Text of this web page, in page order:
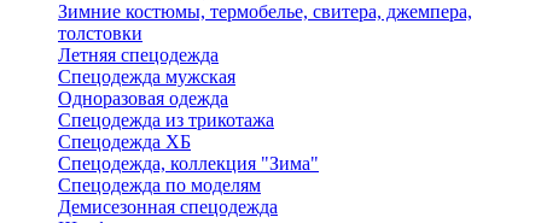
Зимние костюмы, термобелье, свитера, джемпера,
толстовки
Летняя спецодежда
Спецодежда мужская
Одноразовая одежда
Спецодежда из трикотажа
Спецодежда ХБ
Спецодежда, коллекция "Зима"
Спецодежда по моделям
Демисезонная спецодежда